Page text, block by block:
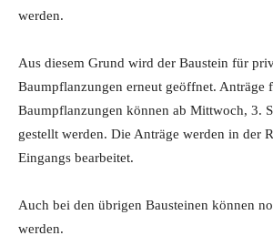
werden.
Aus diesem Grund wird der Baustein für
Baumpflanzungen erneut geöffnet. Anträge
Baumpflanzungen können ab Mittwoch, 3.
gestellt werden. Die Anträge werden in der
Eingangs bearbeitet.
Auch bei den übrigen Bausteinen können
werden.